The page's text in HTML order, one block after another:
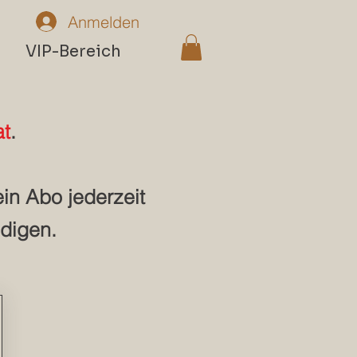
VIP-Bereich
Anmelden
.
Abo jederzeit